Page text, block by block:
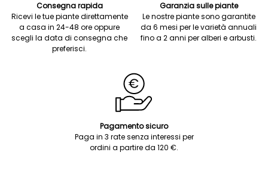
Consegna rapida
Ricevi le tue piante direttamente
a casa in 24-48 ore oppure
scegli la data di consegna che
preferisci.
Garanzia sulle piante
Le nostre piante sono garantite
da 6 mesi per le varietà annuali
fino a 2 anni per alberi e arbusti.
Pagamento sicuro
Paga in 3 rate senza interessi per
ordini a partire da 120 €.